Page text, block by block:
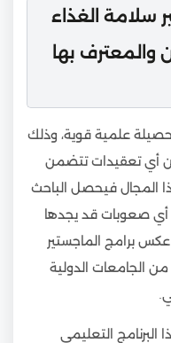
سلامة الغذاء
والمعترف بها
علمية قوية، وذلك
أي تعقيدات تتضمن
المجال فيحصل الباحث
صعوبات قد يجدها
برامج الماجستير
الجامعات الدولية
التعليمي